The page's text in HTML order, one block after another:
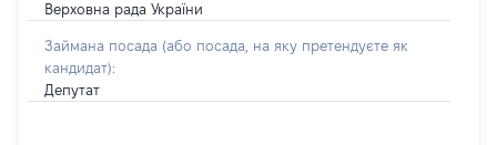
Верховна рада України
Займана посада (або посада, на яку претендуєте як
кандидат):
Депутат